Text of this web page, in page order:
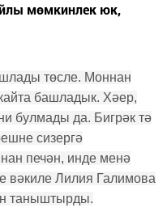
мөмкинлек юк,
төсле. Моннан
башладык. Хәер,
булмады да. Бигрәк тә
сизергә
печән, инде менә
вәкиле Лилия Галимова
таныштырды.